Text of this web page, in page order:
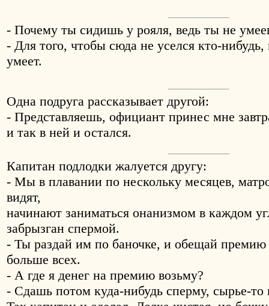
- Почему ты сидишь у рояля, ведь ты не
- Для того, чтобы сюда не уселся кто-нибудь,
умеет.
Одна подруга рассказывает другой:
- Представляешь, официант принес мне
и так в ней и остался.
Капитан подлодки жалуется другу:
- Мы в плавaнии по нескольку месяцев,
видят,
начинают заниматься онанизмом в каждом
забрызган спермой.
- Ты раздай им по баночке, и обещай премию
больше всех.
- А где я денег на премию возьму?
- Сдашь потом куда-нибудь сперму, сырье-то